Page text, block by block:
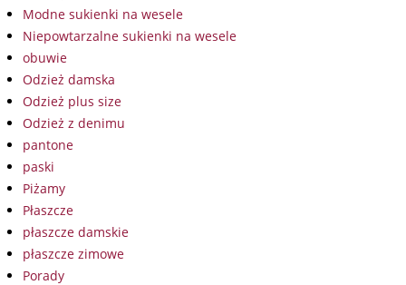
Modne sukienki na wesele
Niepowtarzalne sukienki na wesele
obuwie
Odzież damska
Odzież plus size
Odzież z denimu
pantone
paski
Piżamy
Płaszcze
płaszcze damskie
płaszcze zimowe
Porady